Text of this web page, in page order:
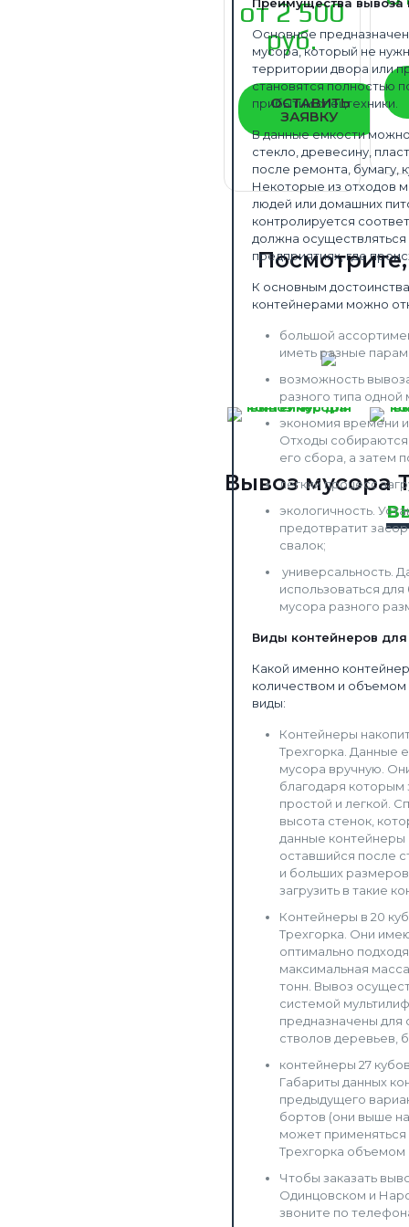
от 2 500
руб.
ОСТАВИТЬ
ЗАЯВКУ
Вывоз мусора
Основное
мусора, который не
территории двора или
становятся полностью
прибытии спецтехники.
В данные емкости
стекло, древесину,
после ремонта, бумагу,
Некоторые из отходов
людей или домашних
контролируется
должна осуществляться
предприятиях, где
К основным
контейнерами можно
большой
иметь разные
возможность
разного типа
экономия времени и
Отходы
его сбора, а затем
легкий процесс
экологичность.
предотвратит
свалок;
универсальность.
использоваться
мусора разного
Виды контейнеров
Какой именно
количеством и объемом
виды:
Контейнеры
Трехгорка. Данные
мусора вручную.
благодаря которым
простой и легкой.
высота стенок,
данные
оставшийся после
и больших
загрузить в такие
Контейнеры в 20
Трехгорка. Они
оптимально
максимальная
тонн. Вывоз
системой
предназначены
стволов деревьев,
контейнеры 27
Габариты данных
предыдущего
бортов (они выше
может
Трехгорка объемом
Чтобы заказать
Одинцовском и
звоните по